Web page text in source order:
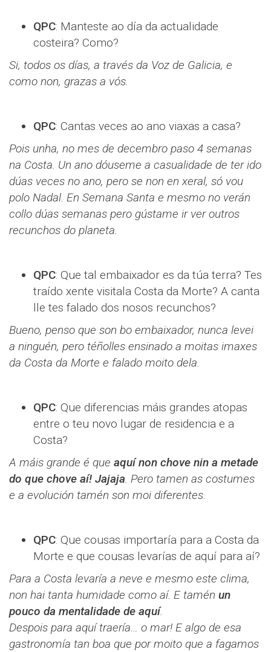
QPC: Manteste ao día da actualidade
costeira? Como?
Si, todos os días, a través da Voz de Galicia, e
como non, grazas a vós.
QPC: Cantas veces ao ano viaxas a casa?
Pois unha, no mes de decembro paso 4 semanas
na Costa. Un ano dóuseme a casualidade de ter ido
dúas veces no ano, pero se non en xeral, só vou
polo Nadal. En Semana Santa e mesmo no verán
collo dúas semanas pero gústame ir ver outros
recunchos do planeta.
QPC: Que tal embaixador es da túa terra? Tes
traído xente visitala Costa da Morte? A canta
lle tes falado dos nosos recunchos?
Bueno, penso que son bo embaixador, nunca levei
a ninguén, pero téñolles ensinado a moitas imaxes
da Costa da Morte e falado moito dela.
QPC: Que diferencias máis grandes atopas
entre o teu novo lugar de residencia e a
Costa?
A máis grande é que aquí non chove nin a metade
do que chove aí! Jajaja. Pero tamen as costumes
e a evolución tamén son moi diferentes.
QPC: Que cousas importaría para a Costa da
Morte e que cousas levarías de aquí para aí?
Para a Costa levaría a neve e mesmo este clima,
non hai tanta humidade como aí. E tamén un
pouco da mentalidade de aquí.
Despois para aquí traería… o mar! E algo de esa
gastronomía tan boa que por moito que a fagamos